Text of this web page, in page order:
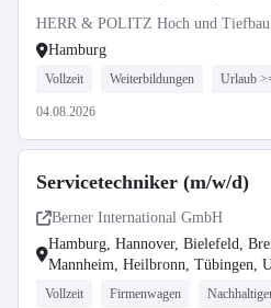
HERR & POLITZ Hoch und
Hamburg
Vollzeit Weiterbildungen Urlaub
04.08.2026
Servicetechniker (m/w/d)
Berner International GmbH
Hamburg, Hannover, Bielefeld,
Mannheim, Heilbronn, Tübingen,
Vollzeit Firmenwagen